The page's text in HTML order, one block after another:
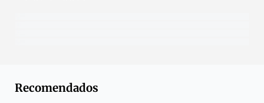
Recomendados